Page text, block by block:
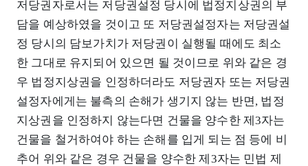
저당권자로서는 저당권설정 당시에 법정지상권의 부
담을 예상하였을 것이고 또 저당권설정자는 저당권설
정 당시의 담보가치가 저당권이 실행될 때에도 최소
한 그대로 유지되어 있으면 될 것이므로 위와 같은 경
우 법정지상권을 인정하더라도 저당권자 또는 저당권
설정자에게는 불측의 손해가 생기지 않는 반면, 법정
지상권을 인정하지 않는다면 건물을 양수한 제3자는
건물을 철거하여야 하는 손해를 입게 되는 점 등에 비
추어 위와 같은 경우 건물을 양수한 제3자는 민법 제